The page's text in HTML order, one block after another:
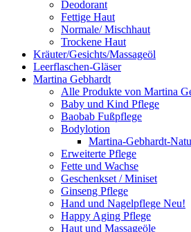
Deodorant
Fettige Haut
Normale/ Mischhaut
Trockene Haut
Kräuter/Gesichts/Massageöl
Leerflaschen-Gläser
Martina Gebhardt
Alle Produkte von Martina
Baby und Kind Pflege
Baobab Fußpflege
Bodylotion
Martina-Gebhardt-
Erweiterte Pflege
Fette und Wachse
Geschenkset / Miniset
Ginseng Pflege
Hand und Nagelpflege Neu!
Happy Aging Pflege
Haut und Massageöle